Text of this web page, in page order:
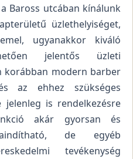
Baross utcában kínálunk
üzlethelyiséget,
ugyanakkor kiváló
jelentős üzleti
korábban modern barber
az ehhez szükséges
is rendelkezésre
akár gyorsan és
de egyéb
tevékenység